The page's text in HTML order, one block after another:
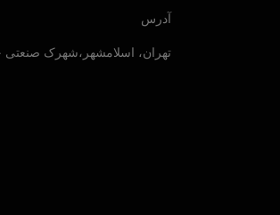
آدرس
تهران، اسلامشهر،شهرک صنعتی چهاردانگه ، خیابان